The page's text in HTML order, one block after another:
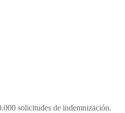
solicitudes de indemnización.